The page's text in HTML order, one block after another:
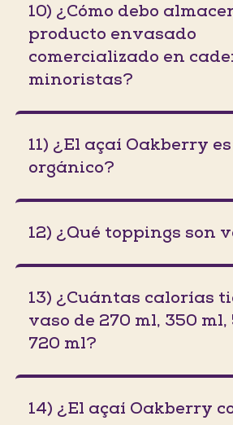
10) ¿Cómo debo
producto envasado
comercializado en
minoristas?
11) ¿El açaí Oakberry es
orgánico?
12) ¿Qué toppings son
13) ¿Cuántas calorías
vaso de 270 ml, 350
720 ml?
14) ¿El açaí Oakberry